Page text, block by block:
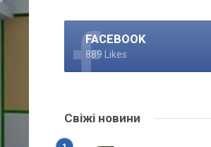
FACEBOOK
889 Likes
Свіжі новини